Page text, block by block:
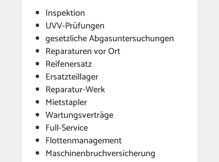
Inspektion
UVV-Prüfungen
gesetzliche Abgasuntersuchungen
Reparaturen vor Ort
Reifenersatz
Ersatzteillager
Reparatur-Werk
Mietstapler
Wartungsverträge
Full-Service
Flottenmanagement
Maschinenbruchversicherung